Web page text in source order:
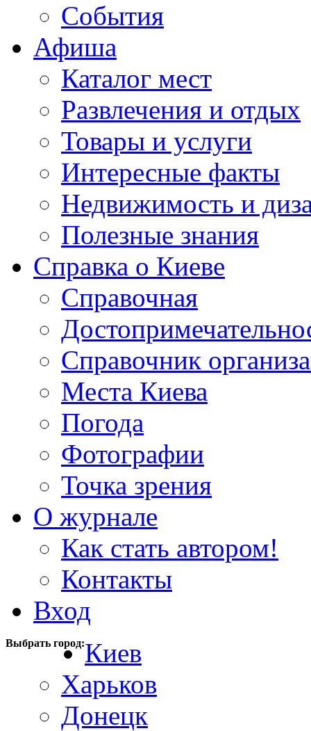
События
Афиша
Каталог мест
Развлечения и отдых
Товары и услуги
Интересные факты
Недвижимость и
Полезные знания
Справка о Киеве
Справочная
Справочник
Места Киева
Погода
Фотографии
Точка зрения
О журнале
Как стать автором!
Контакты
Вход
Выбрать город:Киев
Харьков
Донецк